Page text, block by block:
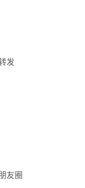
发
友圈